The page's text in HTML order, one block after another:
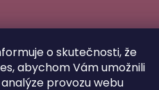
o skutečnosti, že
abychom Vám umožnili
provozu webu